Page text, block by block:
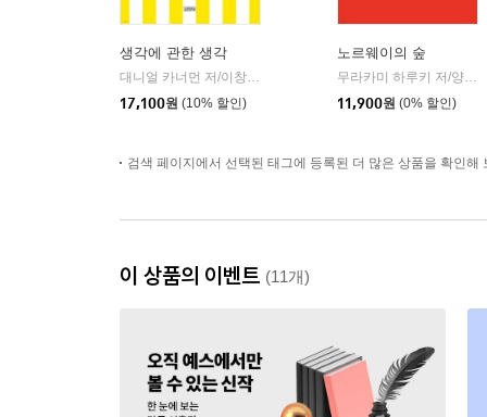
생각에 관한 생각
대니얼 카너먼 저/이창신 역
17,100원 (10% 할인)
노르웨이의 숲
무라카미 하루키 저/양억관 역
11,900원 (0% 할인)
검색 페이지에서 선택된 태그에 등록된 더 많은 상품을 확인해
이 상품의 이벤트 (11개)